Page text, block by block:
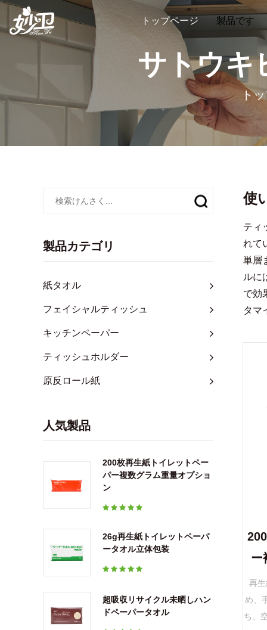
トップページ 製品です
サトウキ
ト
製品カテゴリ
紙タオル
フェイシャルティッシュ
キッチンペーパー
ティッシュホルダー
原反ロール紙
人気製品
200枚再生紙トイレットペー
パー複数グラム重量オプショ
ン
26g再生紙トイレットペーパ
ータオル立体包装
超吸収リサイクル未晒しハン
ドペーパータオル
使
ティ
れて
単層
ルに
で効
タマ
ー
再
め、
ち、